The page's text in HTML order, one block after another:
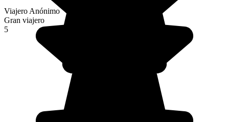
Viajero Anónimo
Gran viajero
5